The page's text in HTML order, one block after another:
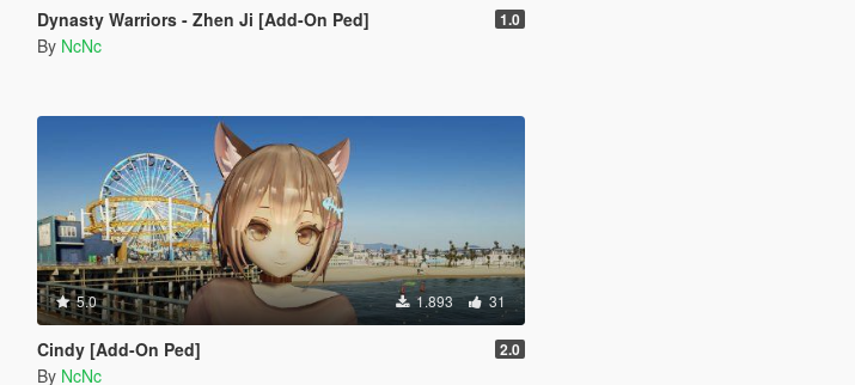
Dynasty Warriors - Zhen Ji [Add-On Ped] 1.0
By NcNc
5.0 1.893 31
Cindy [Add-On Ped] 2.0
By NcNc